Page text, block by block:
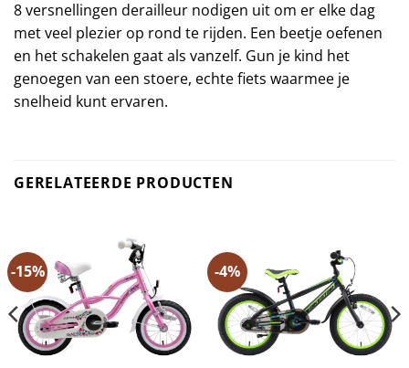
8 versnellingen derailleur nodigen uit om er elke dag
met veel plezier op rond te rijden. Een beetje oefenen
en het schakelen gaat als vanzelf. Gun je kind het
genoegen van een stoere, echte fiets waarmee je
snelheid kunt ervaren.
GERELATEERDE PRODUCTEN
-15% -4%